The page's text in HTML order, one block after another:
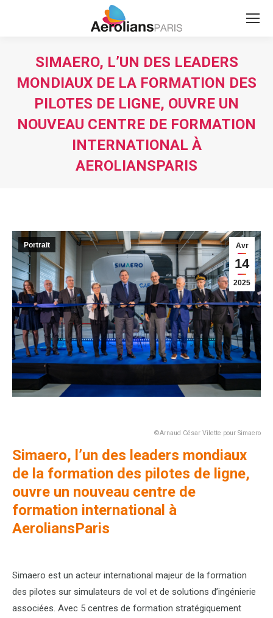
SIMAERO, L’UN DES LEADERS
MONDIAUX DE LA FORMATION DES
PILOTES DE LIGNE, OUVRE UN
NOUVEAU CENTRE DE FORMATION
INTERNATIONAL À
AEROLIANSPARIS
Avr
14
2025
Portrait
©Arnaud César Vilette pour Simaero
Simaero, l’un des leaders mondiaux
de la formation des pilotes de ligne,
ouvre un nouveau centre de
formation international à
AeroliansParis
Simaero est un acteur international majeur de la formation
des pilotes sur simulateurs de vol et de solutions d’ingénierie
associées. Avec 5 centres de formation stratégiquement